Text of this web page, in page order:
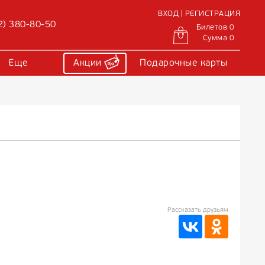
380-80-50
ВХОД | РЕГИСТРАЦИЯ
Билетов 0
Сумма 0
Еще Акции Подарочные карты
Рассказать друзьям